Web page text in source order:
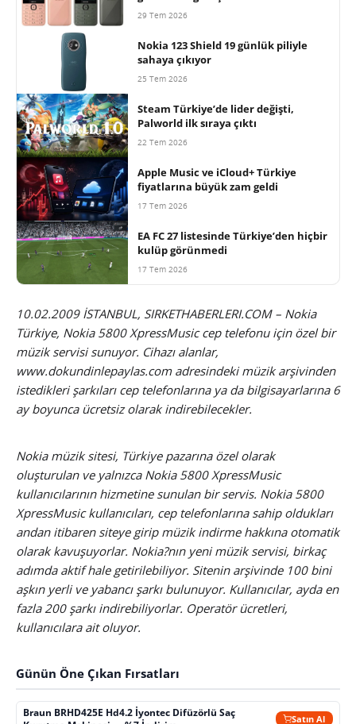
29 Tem 2026
Nokia 123 Shield 19 günlük piliyle
sahaya çıkıyor
25 Tem 2026
Steam Türkiye’de lider değişti,
Palworld ilk sıraya çıktı
22 Tem 2026
Apple Music ve iCloud+ Türkiye
fiyatlarına büyük zam geldi
17 Tem 2026
EA FC 27 listesinde Türkiye’den hiçbir
kulüp görünmedi
17 Tem 2026
10.02.2009 İSTANBUL, SIRKETHABERLERI.COM – Nokia
Türkiye, Nokia 5800 XpressMusic cep telefonu için özel bir
müzik servisi sunuyor. Cihazı alanlar,
www.dokundinlepaylas.com adresindeki müzik arşivinden
istedikleri şarkıları cep telefonlarına ya da bilgisayarlarına 6
ay boyunca ücretsiz olarak indirebilecekler.
Nokia müzik sitesi, Türkiye pazarına özel olarak
oluşturulan ve yalnızca Nokia 5800 XpressMusic
kullanıcılarının hizmetine sunulan bir servis. Nokia 5800
XpressMusic kullanıcıları, cep telefonlarına sahip oldukları
andan itibaren siteye girip müzik indirme hakkına otomatik
olarak kavuşuyorlar. Nokia?nın yeni müzik servisi, birkaç
adımda aktif hale getirilebiliyor. Sitenin arşivinde 100 bini
aşkın yerli ve yabancı şarkı bulunuyor. Kullanıcılar, ayda en
fazla 200 şarkı indirebiliyorlar. Operatör ücretleri,
kullanıcılara ait oluyor.
Günün Öne Çıkan Fırsatları
Braun BRHD425E Hd4.2 İyontec Difüzörlü Saç
Satın Al